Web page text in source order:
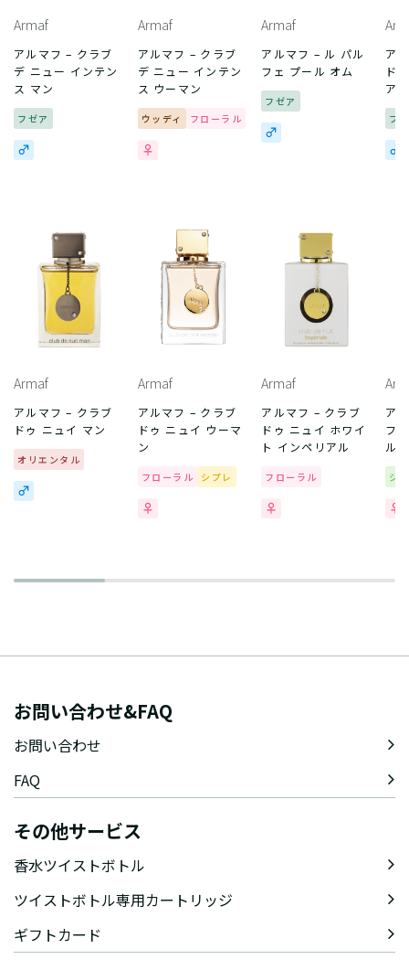
Armaf
アルマフ – クラブ
デ ニュー インテン
ス マン
フゼア
Armaf
アルマフ – クラブ
デ ニュー インテン
ス ウーマン
ウッディ フローラル
Armaf
アルマフ – ル パル
フェ プール オム
フゼア
ア
ド
ア
フ
Armaf
アルマフ – クラブ
ドゥ ニュイ マン
オリエンタル
Armaf
アルマフ – クラブ
ドゥ ニュイ ウーマ
ン
フローラル シプレ
Armaf
アルマフ – クラブ
ドゥ ニュイ ホワイ
ト インペリアル
フローラル
ア
フ
ル
シ
お問い合わせ&FAQ
お問い合わせ
FAQ
その他サービス
香水ツイストボトル
ツイストボトル専用カートリッジ
ギフトカード